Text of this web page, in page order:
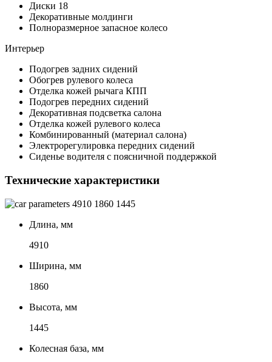
Диски 18
Декоративные молдинги
Полноразмерное запасное колесо
Интерьер
Подогрев задних сидений
Обогрев рулевого колеса
Отделка кожей рычага КПП
Подогрев передних сидений
Декоративная подсветка салона
Отделка кожей рулевого колеса
Комбинированный (материал салона)
Электрорегулировка передних сидений
Сиденье водителя с поясничной поддержкой
Технические характеристики
4910 1860 1445
Длина, мм
4910
Ширина, мм
1860
Высота, мм
1445
Колесная база, мм